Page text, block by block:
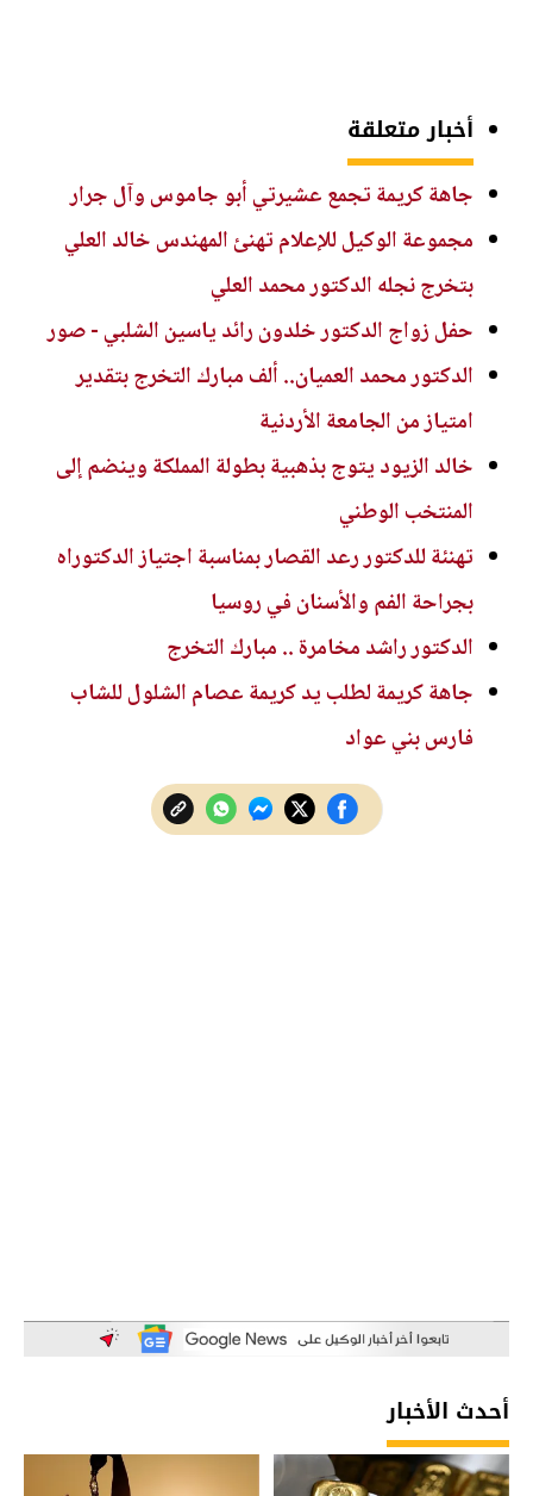
أخبار متعلقة
جاهة كريمة تجمع عشيرتي أبو جاموس وآل جرار
مجموعة الوكيل للإعلام تهنئ المهندس خالد العلي
بتخرج نجله الدكتور محمد العلي
حفل زواج الدكتور خلدون رائد ياسين الشلبي - صور
الدكتور محمد العميان.. ألف مبارك التخرج بتقدير
امتياز من الجامعة الأردنية
خالد الزيود يتوج بذهبية بطولة المملكة وينضم إلى
المنتخب الوطني
تهنئة للدكتور رعد القصار بمناسبة اجتياز الدكتوراه
بجراحة الفم والأسنان في روسيا
الدكتور راشد مخامرة .. مبارك التخرج
جاهة كريمة لطلب يد كريمة عصام الشلول للشاب
فارس بني عواد
أحدث الأخبار